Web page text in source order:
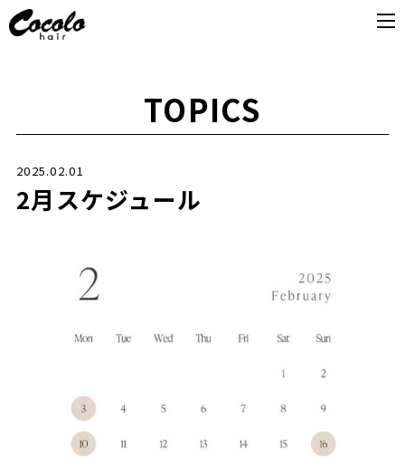
TOPICS
2025.02.01
2月スケジュール